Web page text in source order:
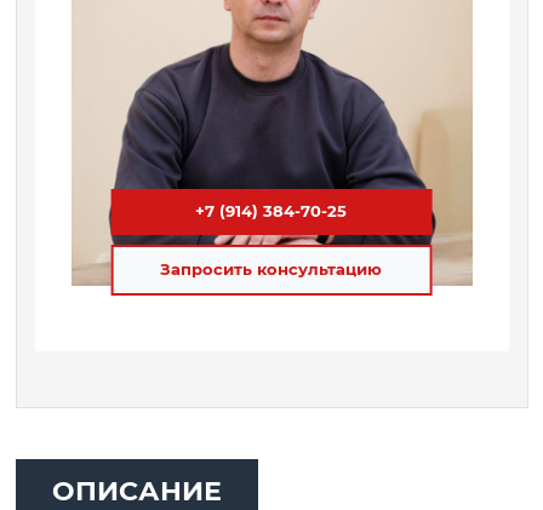
+7 (914) 384-70-25
Запросить консультацию
ОПИСАНИЕ